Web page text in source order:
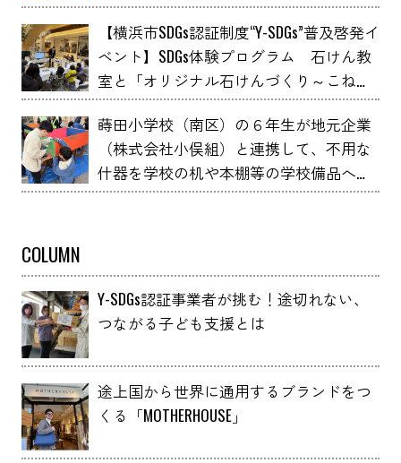
【横浜市SDGs認証制度“Y-SDGs”普及啓発イ
ベント】SDGs体験プログラム 石けん教
室と「オリジナル石けんづくり～こねこ
ね石けん～」 YOXO FESTIVALに出展
蒔田小学校（南区）の６年生が地元企業
（株式会社小俣組）と連携して、不用な
什器を学校の机や本棚等の学校備品へア
ップサイクルしました！
COLUMN
Y-SDGs認証事業者が挑む！途切れない、
つながる子ども支援とは
途上国から世界に通用するブランドをつ
くる「MOTHERHOUSE」